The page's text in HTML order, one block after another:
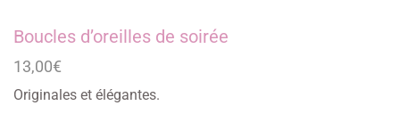
Boucles d’oreilles de soirée
13,00€
Originales et élégantes.